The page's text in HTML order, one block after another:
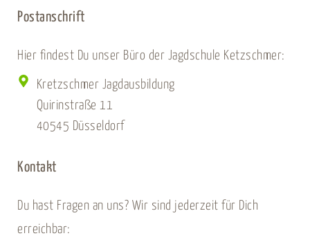
Postanschrift
Hier findest Du unser Büro der Jagdschule Ketzschmer:
Kretzschmer Jagdausbildung
Quirinstraße 11
40545 Düsseldorf
Kontakt
Du hast Fragen an uns? Wir sind jederzeit für Dich
erreichbar: